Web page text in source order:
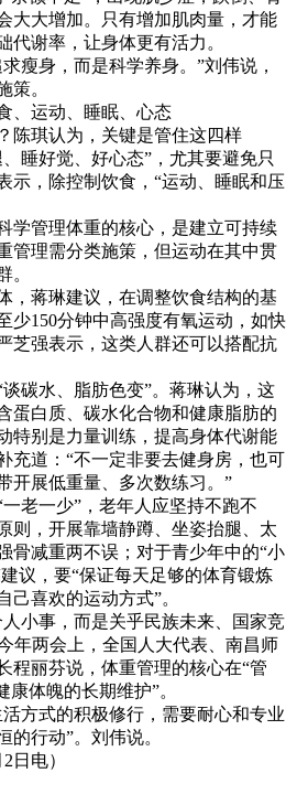
大大增加。只有增加肌肉量，才能
代谢率，让身体更有活力。
身，而是科学养身。”刘伟说，
策。
、运动、睡眠、心态
琪认为，关键是管住这四样
睡好觉、好心态”，尤其要避免只
示，除控制饮食，“运动、睡眠和压
管理体重的核心，是建立可持续
管理需分类施策，但运动在其中贯
。
蒋琳建议，在调整饮食结构的基
少150分钟中高强度有氧运动，如快
芝强表示，这类人群还可以搭配抗
水、脂肪色变”。蒋琳认为，这
蛋白质、碳水化合物和健康脂肪的
特别是力量训练，提高身体代谢能
充道：“不一定非要去健身房，也可
开展低重量、多次数练习。”
一少”，老年人应坚持不跑不
则，开展靠墙静蹲、坐姿抬腿、太
骨减重两不误；对于青少年中的“小
议，要“保证每天足够的体育锻炼
己喜欢的运动方式”。
事，而是关乎民族未来、国家竞
年两会上，全国人大代表、南昌师
程丽芬说，体重管理的核心在“管
康体魄的长期维护”。
式的积极修行，需要耐心和专业
的行动”。刘伟说。
电）